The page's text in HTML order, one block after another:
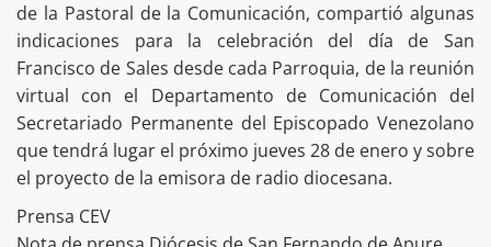
de la Pastoral de la Comunicación, compartió algunas
indicaciones para la celebración del día de San
Francisco de Sales desde cada Parroquia, de la reunión
virtual con el Departamento de Comunicación del
Secretariado Permanente del Episcopado Venezolano
que tendrá lugar el próximo jueves 28 de enero y sobre
el proyecto de la emisora de radio diocesana.
Prensa CEV